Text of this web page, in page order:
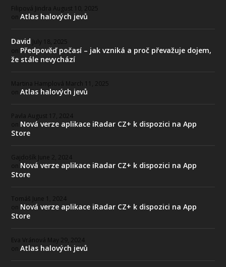
Filipová Jindra August 10, 2025
onAtlas halových jevů
David July 18, 2025
on Předpověď počasí – jak vzniká a proč převažuje dojem,
že stále nevychází
Martina Hamplová March 11, 2025
onAtlas halových jevů
Pavla August 17, 2024
on Nová verze aplikace iRadar CZ+ k dispozici na App
Store
Gajdošík June 2, 2024
on Nová verze aplikace iRadar CZ+ k dispozici na App
Store
Tomáš
June 1, 2024
on Nová verze aplikace iRadar CZ+ k dispozici na App
Store
Eva Vránová May 29, 2024
onAtlas halových jevů